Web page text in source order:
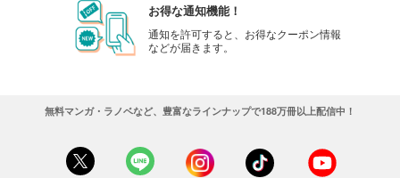
お得な通知機能！
通知を許可すると、お得なクーポン情報
などが届きます。
無料マンガ・ラノベなど、豊富なラインナップで188万冊以上配信中！